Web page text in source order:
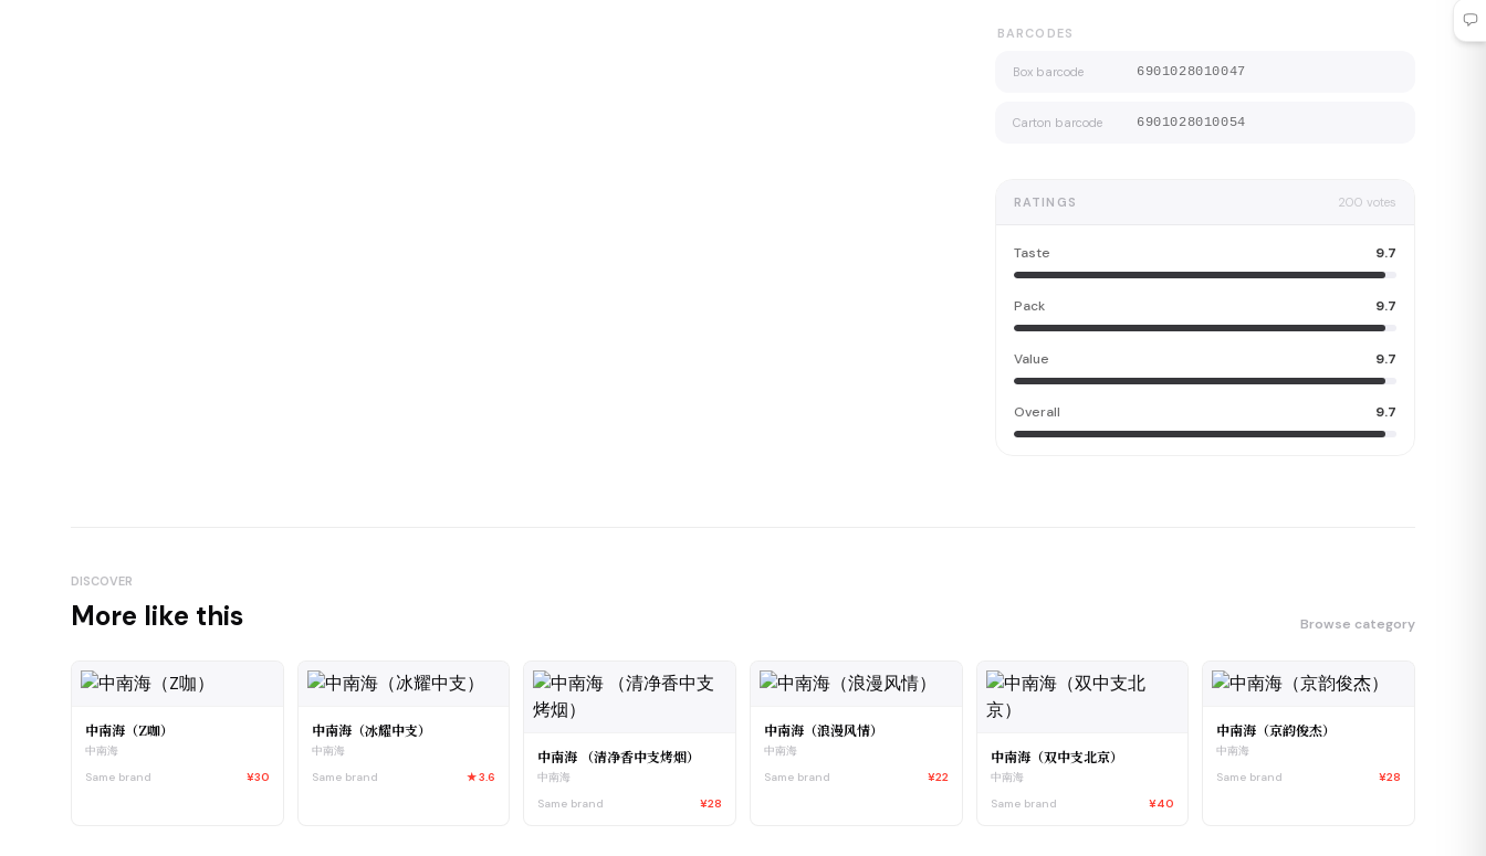
BARCODES
Box barcode 6901028010047
Carton barcode 6901028010054
RATINGS 200 votes
Taste 9.7
Pack 9.7
Value 9.7
Overall 9.7
DISCOVER
More like this Browse category
中南海（Z咖）
中南海
Same brand
¥30
中南海（冰耀中支）
中南海
Same brand
★3.6
中南海 （清净香中支烤烟）
中南海
Same brand
¥28
中南海（浪漫风情）
中南海
Same brand
¥22
中南海（双中支北京）
中南海
Same brand
¥40
中南海（京韵俊杰）
中南海
Same brand
¥28